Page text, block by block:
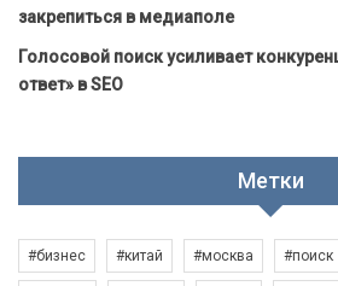
закрепиться в медиаполе
Голосовой поиск усиливает
ответ» в SEO
Метки
#бизнес #китай #москва #поиск